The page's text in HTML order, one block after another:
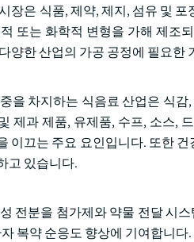
장은 식품, 제약, 제지, 섬유 및
또는 화학적 변형을 가해 제조
양한 산업의 가공 공정에 필요한
을 차지하는 식음료 산업은 식
제과 제품, 유제품, 수프, 소스,
이끄는 주요 요인입니다. 또한
고 있습니다.
전분을 첨가제와 약물 전달 시
복약 순응도 향상에 기여합니